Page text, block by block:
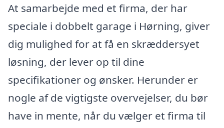
At samarbejde med et firma, der har
speciale i dobbelt garage i Hørning, giver
dig mulighed for at få en skræddersyet
løsning, der lever op til dine
specifikationer og ønsker. Herunder er
nogle af de vigtigste overvejelser, du bør
have in mente, når du vælger et firma til